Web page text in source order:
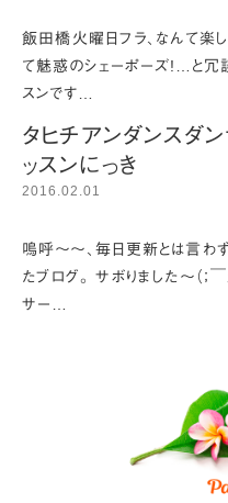
飯田橋火曜日フラ、なんて楽
て魅惑のシェーポーズ!…と冗
スンです…
タヒチアンダンスダ
ッスンにっき
2016.02.01
嗚呼～～、毎日更新とは言わ
たブログ。 サボりました～（
サー…